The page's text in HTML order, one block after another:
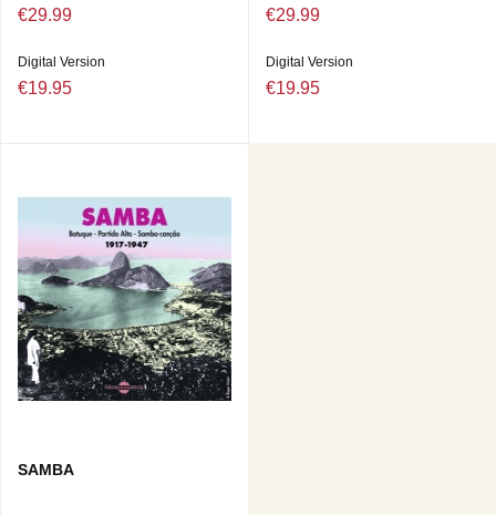
€29.99
Digital Version
€19.95
€29.99
Digital Version
€19.95
SAMBA